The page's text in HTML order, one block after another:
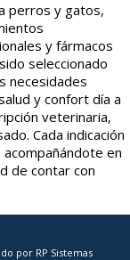
perros y gatos,
y fármacos
seleccionado
necesidades
y confort día a
veterinaria,
Cada indicación
en
de contar con
por RP Sistemas